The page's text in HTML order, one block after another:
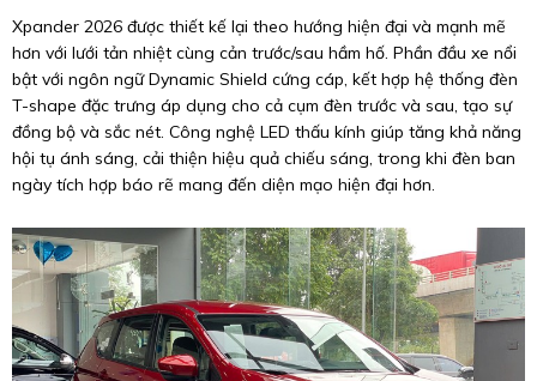
Xpander 2026 được thiết kế lại theo hướng hiện đại và mạnh mẽ
hơn với lưới tản nhiệt cùng cản trước/sau hầm hố. Phần đầu xe nổi
bật với ngôn ngữ Dynamic Shield cứng cáp, kết hợp hệ thống đèn
T-shape đặc trưng áp dụng cho cả cụm đèn trước và sau, tạo sự
đồng bộ và sắc nét. Công nghệ LED thấu kính giúp tăng khả năng
hội tụ ánh sáng, cải thiện hiệu quả chiếu sáng, trong khi đèn ban
ngày tích hợp báo rẽ mang đến diện mạo hiện đại hơn.